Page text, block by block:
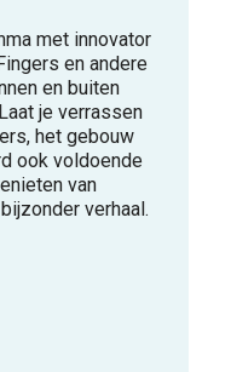
met innovator
en andere
en buiten
je verrassen
het gebouw
ook voldoende
van
verhaal.